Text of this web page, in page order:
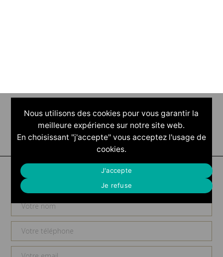
Demande d'informations
Nous utilisons des cookies pour vous garantir la
meilleure expérience sur notre site web.
En choisissant "j'accepte" vous acceptez l'usage de
cookies.
J'accepte
Je refuse